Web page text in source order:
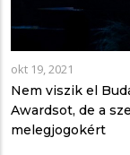
okt 19, 2021
Nem viszik el
Awardsot, de a
melegjogokért